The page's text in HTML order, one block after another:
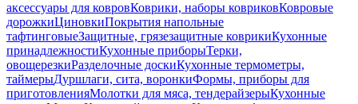
аксессуары для ковровКоврики, наборы ковриковКовровые
дорожкиЦиновкиПокрытия напольные
тафтинговыеЗащитные, грязезащитные коврикиКухонные
принадлежностиКухонные приборыТерки,
овощерезкиРазделочные доскиКухонные термометры,
таймерыДуршлаги, сита, воронкиФормы, приборы для
приготовленияМолотки для мяса, тендерайзерыКухонные